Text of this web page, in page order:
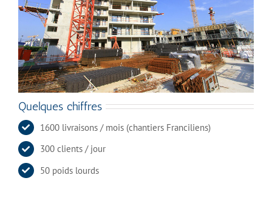
Quelques chiffres
1600 livraisons / mois (chantiers Franciliens)
300 clients / jour
50 poids lourds